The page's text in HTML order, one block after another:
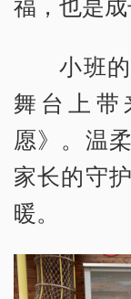
小班
舞台上带
愿》。温
家长的守
暖。